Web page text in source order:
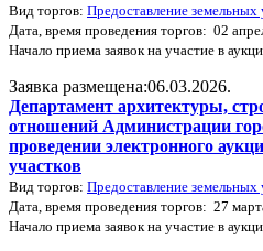
Вид торгов: Предоставление земельных
Дата, время проведения торгов: 02
Начало приема заявок на участие в
Заявка размещена:06.03.2026.
Департамент архитектуры,
отношений Администрации
проведении электронного
участков
Вид торгов: Предоставление земельных
Дата, время проведения торгов: 27
Начало приема заявок на участие в